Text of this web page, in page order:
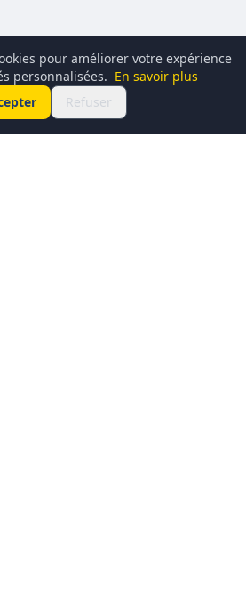
pour améliorer votre expérience
personnalisées. En savoir plus
Refuser